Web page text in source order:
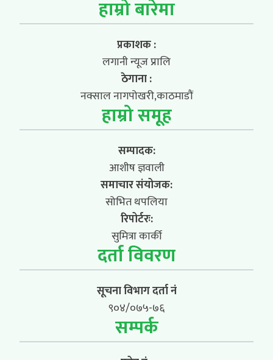
हाम्रो बारेमा
प्रकाशक :
लगानी न्यूज प्रालि
ठेगाना :
नक्साल नागपोखरी,काठमाडौं
हाम्रो समूह
सम्पादक:
आशीष ज्ञवाली
समाचार संयोजक:
सोभित थपलिया
रिपोर्टरः:
सुमित्रा कार्की
दर्ता विवरण
सूचना विभाग दर्ता नं
९०४/०७५-७६
सम्पर्क